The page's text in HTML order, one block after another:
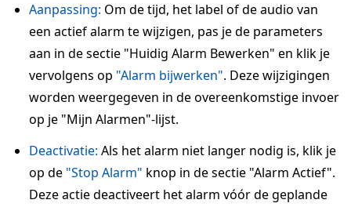
Aanpassing: Om de tijd, het label of de audio van
een actief alarm te wijzigen, pas je de parameters
aan in de sectie "Huidig Alarm Bewerken" en klik je
vervolgens op "Alarm bijwerken". Deze wijzigingen
worden weergegeven in de overeenkomstige invoer
op je "Mijn Alarmen"-lijst.
Deactivatie: Als het alarm niet langer nodig is, klik je
op de "Stop Alarm" knop in de sectie "Alarm Actief".
Deze actie deactiveert het alarm vóór de geplande